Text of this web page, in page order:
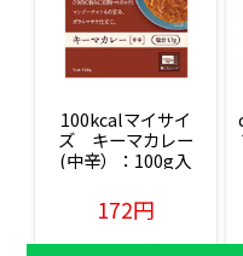
100kcalマイサイ
ズ　キーマカレー
(中辛）：100g入
172円
販売価格(税込)